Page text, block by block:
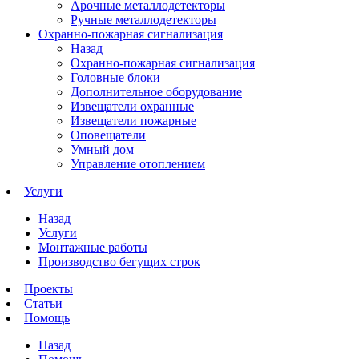
Арочные металлодетекторы
Ручные металлодетекторы
Охранно-пожарная сигнализация
Назад
Охранно-пожарная сигнализация
Головные блоки
Дополнительное оборудование
Извещатели охранные
Извещатели пожарные
Оповещатели
Умный дом
Управление отоплением
Услуги
Назад
Услуги
Монтажные работы
Производство бегущих строк
Проекты
Статьи
Помощь
Назад